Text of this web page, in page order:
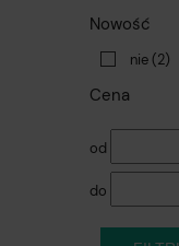
Cena
od
do
Nowość
nie (2)